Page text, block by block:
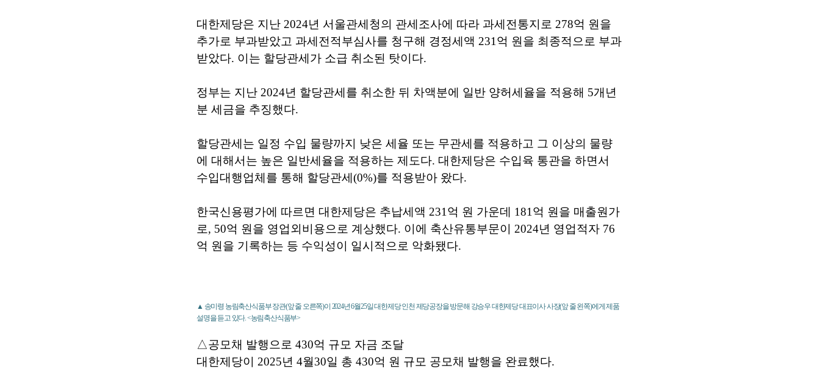
대한제당은 지난 2024년 서울관세청의 관세조사에 따라 과세전통지로 278억 원을
추가로 부과받았고 과세전적부심사를 청구해 경정세액 231억 원을 최종적으로 부과
받았다. 이는 할당관세가 소급 취소된 탓이다.
정부는 지난 2024년 할당관세를 취소한 뒤 차액분에 일반 양허세율을 적용해 5개년
분 세금을 추징했다.
할당관세는 일정 수입 물량까지 낮은 세율 또는 무관세를 적용하고 그 이상의 물량
에 대해서는 높은 일반세율을 적용하는 제도다. 대한제당은 수입육 통관을 하면서
수입대행업체를 통해 할당관세(0%)를 적용받아 왔다.
한국신용평가에 따르면 대한제당은 추납세액 231억 원 가운데 181억 원을 매출원가
로, 50억 원을 영업외비용으로 계상했다. 이에 축산유통부문이 2024년 영업적자 76
억 원을 기록하는 등 수익성이 일시적으로 악화됐다.
▲ 송미령 농림축산식품부 장관(앞 줄 오른쪽)이 2024년 6월25일 대한제당 인천 제당공장을 방문해 강승우 대한제당 대표이사 사장(앞 줄 왼쪽)에게 제품
설명을 듣고 있다. <농림축산식품부>
△공모채 발행으로 430억 규모 자금 조달
대한제당이 2025년 4월30일 총 430억 원 규모 공모채 발행을 완료했다.